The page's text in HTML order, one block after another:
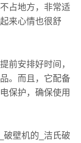
占地方，非常适
来心情也很舒
前安排好时间，
。而且，它配备
保护，确保使用